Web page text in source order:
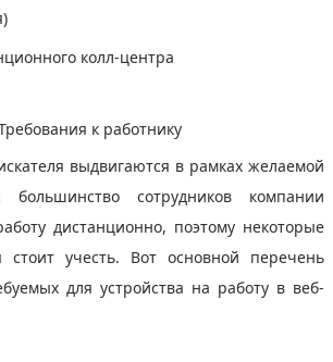
колл-центра
к работнику
выдвигаются в рамках желаемой
большинство сотрудников компании
дистанционно, поэтому некоторые
стоит учесть. Вот основной перечень
для устройства на работу в веб-